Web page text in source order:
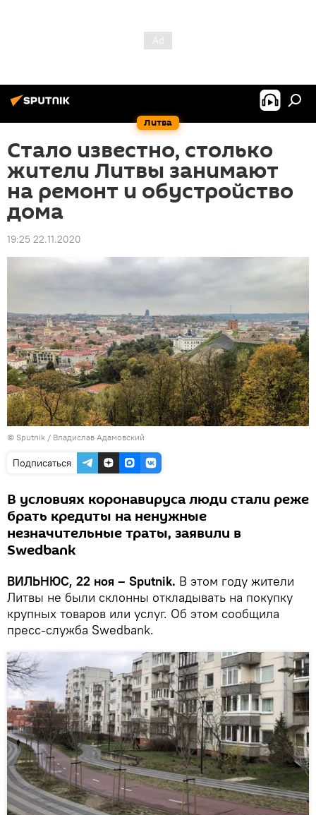
Литва
Стало известно, столько
жители Литвы занимают
на ремонт и обустройство
дома
19:25 22.11.2020
© Sputnik / Владислав Адамовский
Подписаться
В условиях коронавируса люди стали реже
брать кредиты на ненужные
незначительные траты, заявили в
Swedbank
ВИЛЬНЮС, 22 ноя – Sputnik. В этом году жители
Литвы не были склонны откладывать на покупку
крупных товаров или услуг. Об этом сообщила
пресс-служба Swedbank.